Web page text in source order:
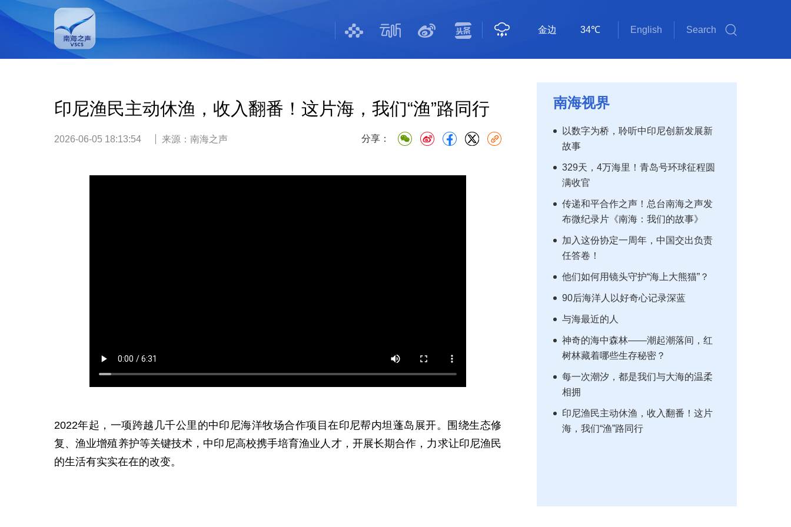
Search
English
河内 31℃
三沙 32℃
三亚 29℃
琼海 32℃
海口 30℃
斯里巴加湾 34℃
金边 34℃
雅加达 34℃
万象 29℃
吉隆坡 36℃
马尼拉 30℃
新加坡 34℃
曼谷 33℃
内比都 30℃
河内 31℃
三沙 32℃
印尼渔民主动休渔，收入翻番！这片海，我们“渔”路同行
分享：
2026-06-05 18:13:54 来源： 南海之声
2022年起，一项跨越几千公里的中印尼海洋牧场合作项目在印尼帮内坦蓬岛展开。围绕生态修
复、渔业增殖养护等关键技术，中印尼高校携手培育渔业人才，开展长期合作，力求让印尼渔民
的生活有实实在在的改变。
南海视界
以数字为桥，聆听中印尼创新发展新
故事
329天，4万海里！青岛号环球征程圆
满收官
传递和平合作之声！总台南海之声发
布微纪录片《南海：我们的故事》
加入这份协定一周年，中国交出负责
任答卷！
他们如何用镜头守护“海上大熊猫”？
90后海洋人以好奇心记录深蓝
与海最近的人
神奇的海中森林——潮起潮落间，红
树林藏着哪些生存秘密？
每一次潮汐，都是我们与大海的温柔
相拥
印尼渔民主动休渔，收入翻番！这片
海，我们“渔”路同行